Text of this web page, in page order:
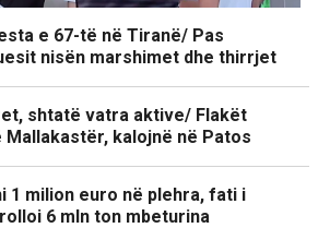
e 67-të në Tiranë/ Pas
nisën marshimet dhe thirrjet
shtatë vatra aktive/ Flakët
kalojnë në Patos
1 milion euro në plehra, fati i
6 mln ton mbeturina